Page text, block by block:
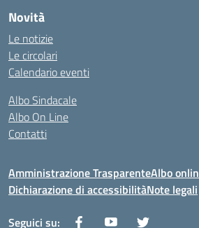
Novità
Le notizie
Le circolari
Calendario eventi
Albo Sindacale
Albo On Line
Contatti
Amministrazione TrasparenteAlbo
Dichiarazione di accessibilitàNote legali
Seguici su: